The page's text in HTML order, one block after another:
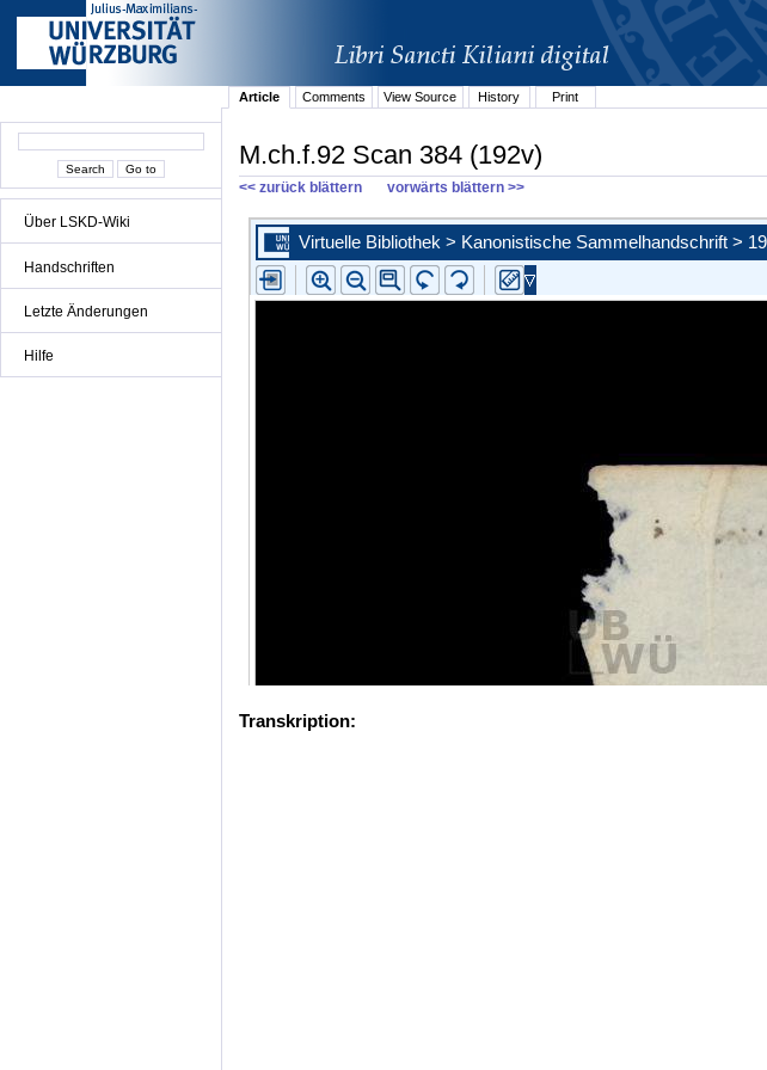
Über LSKD-Wiki
Handschriften
Letzte Änderungen
Hilfe
Article
Comments View Source History Print
M.ch.f.92 Scan 384 (192v)
<< zurück blättern vorwärts blättern >>
Transkription: